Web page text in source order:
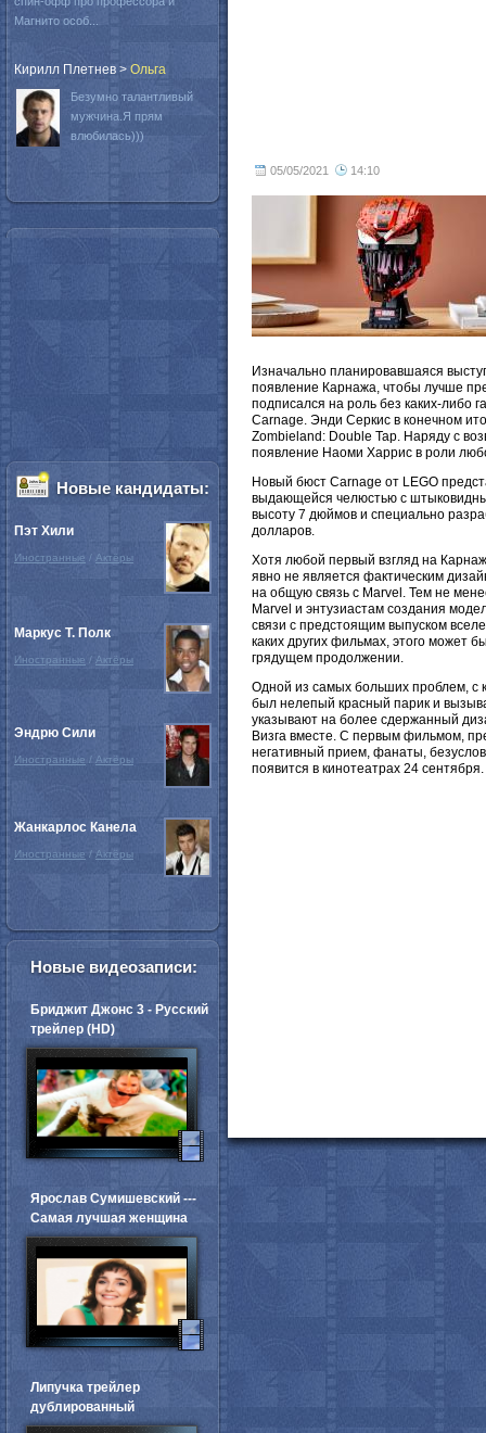
05/05/2021 14:10
Изначально планировавшаяся
появление Карнажа, чтобы лучше
подписался на роль без каких-либо
Carnage. Энди Серкис в конечном
Zombieland: Double Tap. Наряду с
появление Наоми Харрис в роли
Новый бюст Carnage от LEGO
выдающейся челюстью с
высоту 7 дюймов и специально
долларов.
Хотя любой первый взгляд на
явно не является фактическим
на общую связь с Marvel. Тем не
Marvel и энтузиастам создания
связи с предстоящим выпуском
каких других фильмах, этого может
грядущем продолжении.
Одной из самых больших проблем, с
был нелепый красный парик и
указывают на более сдержанный
Визга вместе. С первым фильмом,
негативный прием, фанаты,
появится в кинотеатрах 24 сентября.
Магнито особ...
Кирилл Плетнев > Oльга
Безумно талантливый
мужчина.Я прям
влюбилась)))
Новые кандидаты:
Пэт Хили
Иностранные / Актёры
Маркус Т. Полк
Иностранные / Актёры
Эндрю Сили
Иностранные / Актёры
Жанкарлос Канела
Иностранные / Актёры
Новые видеозаписи:
Бриджит Джонс 3 - Русский
трейлер (HD)
Ярослав Сумишевский ---
Самая лучшая женщина
Липучка трейлер
дублированный